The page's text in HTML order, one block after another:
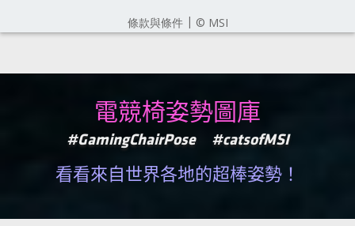
電競椅姿勢圖庫
#GamingChairPose #catsofMSI
看看來自世界各地的超棒姿勢！